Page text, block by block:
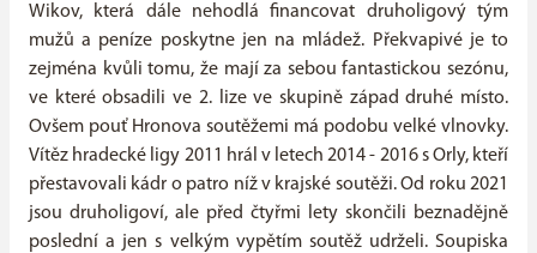
Wikov, která dále nehodlá financovat druholigový tým
mužů a peníze poskytne jen na mládež. Překvapivé je to
zejména kvůli tomu, že mají za sebou fantastickou sezónu,
ve které obsadili ve 2. lize ve skupině západ druhé místo.
Ovšem pouť Hronova soutěžemi má podobu velké vlnovky.
Vítěz hradecké ligy 2011 hrál v letech 2014 - 2016 s Orly, kteří
přestavovali kádr o patro níž v krajské soutěži. Od roku 2021
jsou druholigoví, ale před čtyřmi lety skončili beznadějně
poslední a jen s velkým vypětím soutěž udrželi. Soupiska